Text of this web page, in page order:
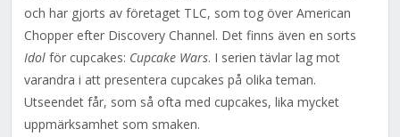
och har gjorts av företaget TLC, som tog över American
Chopper efter Discovery Channel. Det finns även en sorts
Idolför cupcakes: Cupcake Wars. I serien tävlar lag mot
varandra i att presentera cupcakes på olika teman.
Utseendet får, som så ofta med cupcakes, lika mycket
uppmärksamhet som smaken.